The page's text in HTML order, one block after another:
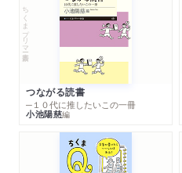
ちくまプリマー新書
つながる読書
─１０代に推したいこの一冊
小池陽慈編